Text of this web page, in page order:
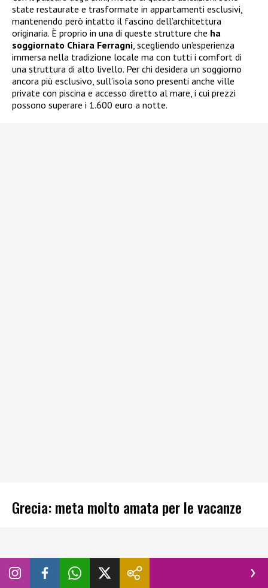
state restaurate e trasformate in appartamenti esclusivi,
mantenendo però intatto il fascino dell’architettura
originaria. È proprio in una di queste strutture che ha
soggiornato Chiara Ferragni, scegliendo un’esperienza
immersa nella tradizione locale ma con tutti i comfort di
una struttura di alto livello. Per chi desidera un soggiorno
ancora più esclusivo, sull’isola sono presenti anche ville
private con piscina e accesso diretto al mare, i cui prezzi
possono superare i 1.600 euro a notte.
Grecia: meta molto amata per le vacanze